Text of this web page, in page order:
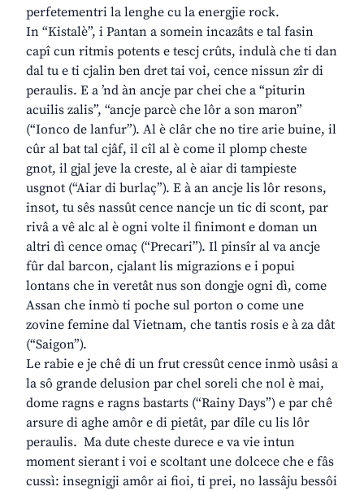
perfetementri la lenghe cu la energjie rock.
In “Kistalè”, i Pantan a somein incazâts e tal fasin
capî cun ritmis potents e tescj crûts, indulà che ti dan
dal tu e ti cjalin ben dret tai voi, cence nissun zîr di
peraulis. E a ’nd àn ancje par chei che a “piturin
acuilis zalis”, “ancje parcè che lôr a son maron”
(“Ionco de lanfur”). Al è clâr che no tire arie buine, il
cûr al bat tal cjâf, il cîl al è come il plomp cheste
gnot, il gjal jeve la creste, al è aiar di tampieste
usgnot (“Aiar di burlaç”). E à an ancje lis lôr resons,
insot, tu sês nassût cence nancje un tic di scont, par
rivâ a vê alc al è ogni volte il finimont e doman un
altri dì cence omaç (“Precari”). Il pinsîr al va ancje
fûr dal barcon, cjalant lis migrazions e i popui
lontans che in veretât nus son dongje ogni dì, come
Assan che inmò ti poche sul porton o come une
zovine femine dal Vietnam, che tantis rosis e à za dât
(“Saigon”).
Le rabie e je chê di un frut cressût cence inmò usâsi a
la sô grande delusion par chel soreli che nol è mai,
dome ragns e ragns bastarts (“Rainy Days”) e par chê
arsure di aghe amôr e di pietât, par dîle cu lis lôr
peraulis. Ma dute cheste durece e va vie intun
moment sierant i voi e scoltant une dolcece che e fâs
cussì: insegnigji amôr ai fioi, ti prei, no lassâju bessôi